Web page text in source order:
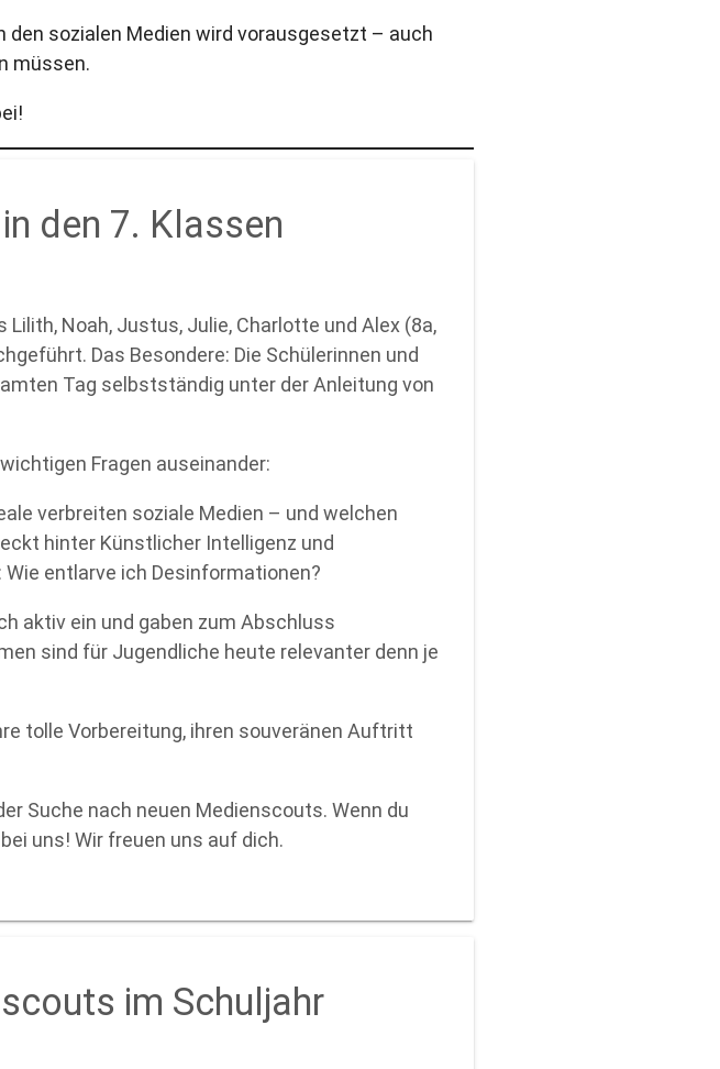
den sozialen Medien wird vorausgesetzt – auch
müssen.
den 7. Klassen
Noah, Justus, Julie, Charlotte und Alex (8a,
Das Besondere: Die Schülerinnen und
Tag selbstständig unter der Anleitung von
Fragen auseinander:
verbreiten soziale Medien – und welchen
hinter Künstlicher Intelligenz und
entlarve ich Desinformationen?
aktiv ein und gaben zum Abschluss
sind für Jugendliche heute relevanter denn je
tolle Vorbereitung, ihren souveränen Auftritt
Suche nach neuen Medienscouts. Wenn du
uns! Wir freuen uns auf dich.
im Schuljahr